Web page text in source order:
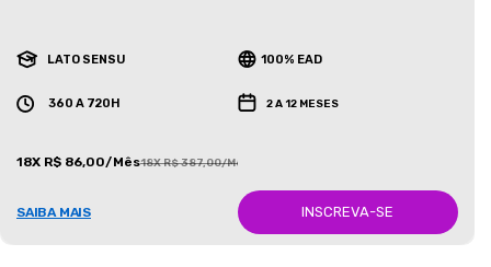
LATO SENSU 100% EAD
360 A 720H 2 A 12 MESES
18X R$ 86,00/Mês18X R$ 387,00/Mês
SAIBA MAIS INSCREVA-SE